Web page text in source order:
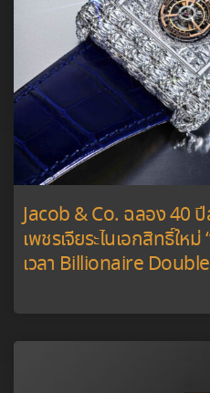
Jacob & Co. ฉลอง 40
เพชรเจียระไนเอกสิทธิ์ให
เวลา Billionaire